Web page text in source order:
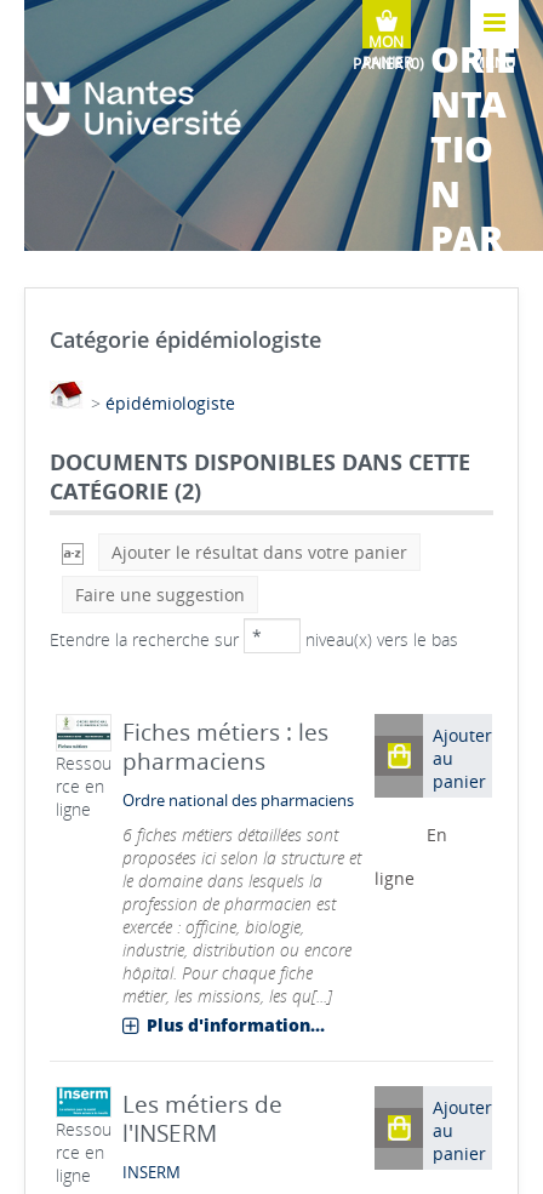
MENU
ORIE
NTA
TIO
N
PAR
COU
Catégorie épidémiologiste
> épidémiologiste
DOCUMENTS DISPONIBLES DANS CETTE
CATÉGORIE (2)
Ajouter le résultat dans votre panier
Faire une suggestion
Etendre la recherche sur
niveau(x) vers le bas
Ressou
rce en
ligne
Fiches métiers : les
pharmaciens
Ordre national des pharmaciens
6 fiches métiers détaillées sont
proposées ici selon la structure et
le domaine dans lesquels la
profession de pharmacien est
exercée : officine, biologie,
industrie, distribution ou encore
hôpital. Pour chaque fiche
métier, les missions, les qu[...]
Plus d'information...
Ajouter
au
panier
En
ligne
Ressou
rce en
ligne
Les métiers de
l'INSERM
INSERM
Ajouter
au
panier